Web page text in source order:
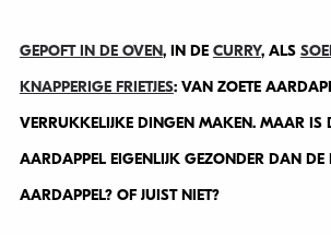
GEPOFT IN DE OVEN, IN DE CURRY, ALS
KNAPPERIGE FRIETJES: VAN ZOETE
VERRUKKELIJKE DINGEN MAKEN. MAAR IS
AARDAPPEL EIGENLIJK GEZONDER DAN DE
AARDAPPEL? OF JUIST NIET?